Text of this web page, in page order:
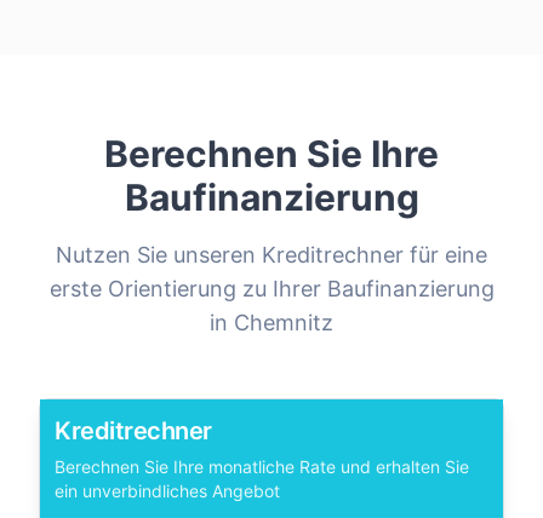
Berechnen Sie Ihre
Baufinanzierung
Nutzen Sie unseren Kreditrechner für eine
erste Orientierung zu Ihrer Baufinanzierung
in Chemnitz
Kreditrechner
Berechnen Sie Ihre monatliche Rate und erhalten Sie
ein unverbindliches Angebot